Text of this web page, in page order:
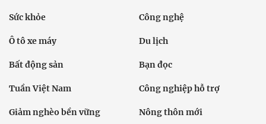
Sức khỏe Công nghệ
Ô tô xe máy Du lịch
Bất động sản Bạn đọc
Tuần Việt Nam Công nghiệp hỗ trợ
Giảm nghèo bền vững Nông thôn mới